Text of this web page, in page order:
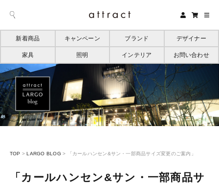
新着商品 キャンペーン ブランド デザイナー
家具 照明 インテリア お問い合わせ
TOP > LARGO BLOG > 「カールハンセン&サン・一部商品サイズ変更のご案内」
「カールハンセン&サン・一部商品サ